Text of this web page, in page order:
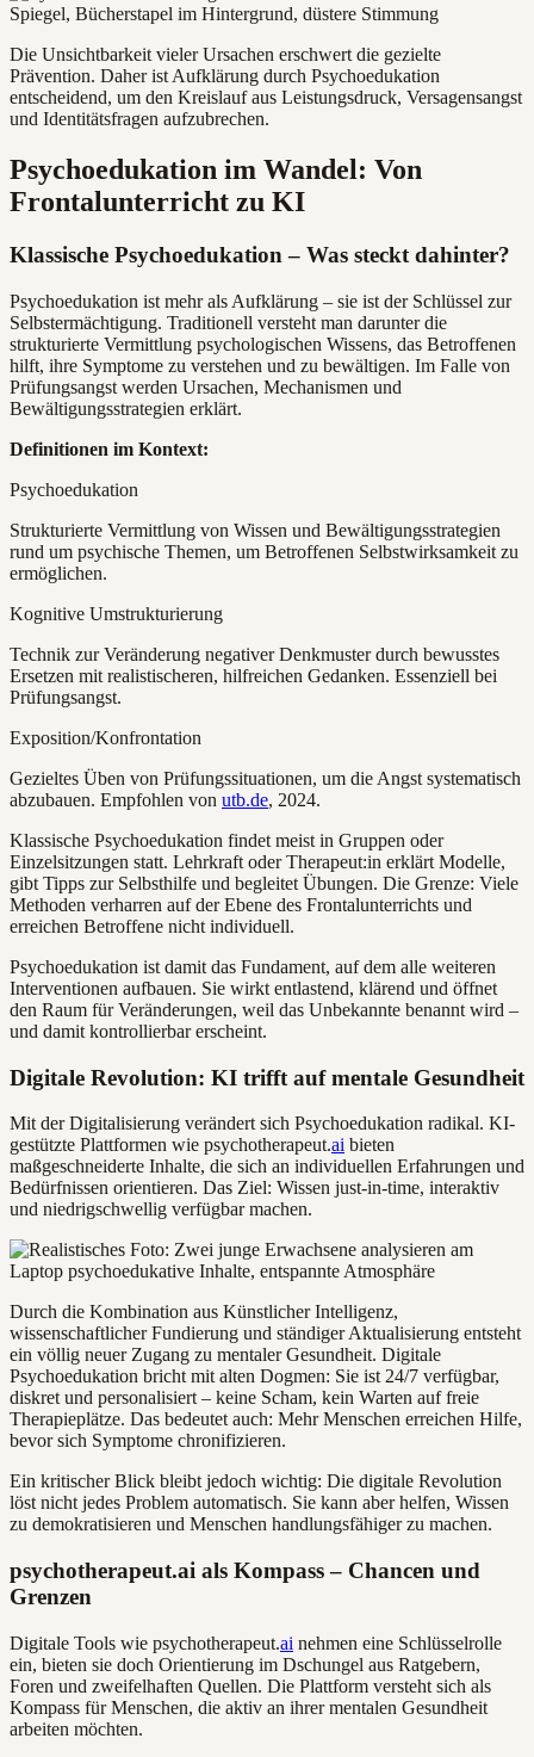
Die Unsichtbarkeit vieler Ursachen erschwert die gezielte
Prävention. Daher ist Aufklärung durch Psychoedukation
entscheidend, um den Kreislauf aus Leistungsdruck, Versagensangst
und Identitätsfragen aufzubrechen.
Psychoedukation im Wandel: Von
Frontalunterricht zu KI
Klassische Psychoedukation – Was steckt dahinter?
Psychoedukation ist mehr als Aufklärung – sie ist der Schlüssel zur
Selbstermächtigung. Traditionell versteht man darunter die
strukturierte Vermittlung psychologischen Wissens, das Betroffenen
hilft, ihre Symptome zu verstehen und zu bewältigen. Im Falle von
Prüfungsangst werden Ursachen, Mechanismen und
Bewältigungsstrategien erklärt.
Definitionen im Kontext:
Psychoedukation
Strukturierte Vermittlung von Wissen und Bewältigungsstrategien
rund um psychische Themen, um Betroffenen Selbstwirksamkeit zu
ermöglichen.
Kognitive Umstrukturierung
Technik zur Veränderung negativer Denkmuster durch bewusstes
Ersetzen mit realistischeren, hilfreichen Gedanken. Essenziell bei
Prüfungsangst.
Exposition/Konfrontation
Gezieltes Üben von Prüfungssituationen, um die Angst systematisch
abzubauen. Empfohlen von utb.de, 2024.
Klassische Psychoedukation findet meist in Gruppen oder
Einzelsitzungen statt. Lehrkraft oder Therapeut:in erklärt Modelle,
gibt Tipps zur Selbsthilfe und begleitet Übungen. Die Grenze: Viele
Methoden verharren auf der Ebene des Frontalunterrichts und
erreichen Betroffene nicht individuell.
Psychoedukation ist damit das Fundament, auf dem alle weiteren
Interventionen aufbauen. Sie wirkt entlastend, klärend und öffnet
den Raum für Veränderungen, weil das Unbekannte benannt wird –
und damit kontrollierbar erscheint.
Digitale Revolution: KI trifft auf mentale Gesundheit
Mit der Digitalisierung verändert sich Psychoedukation radikal. KI-
gestützte Plattformen wie psychotherapeut.ai bieten
maßgeschneiderte Inhalte, die sich an individuellen Erfahrungen und
Bedürfnissen orientieren. Das Ziel: Wissen just-in-time, interaktiv
und niedrigschwellig verfügbar machen.
Durch die Kombination aus Künstlicher Intelligenz,
wissenschaftlicher Fundierung und ständiger Aktualisierung entsteht
ein völlig neuer Zugang zu mentaler Gesundheit. Digitale
Psychoedukation bricht mit alten Dogmen: Sie ist 24/7 verfügbar,
diskret und personalisiert – keine Scham, kein Warten auf freie
Therapieplätze. Das bedeutet auch: Mehr Menschen erreichen Hilfe,
bevor sich Symptome chronifizieren.
Ein kritischer Blick bleibt jedoch wichtig: Die digitale Revolution
löst nicht jedes Problem automatisch. Sie kann aber helfen, Wissen
zu demokratisieren und Menschen handlungsfähiger zu machen.
psychotherapeut.ai als Kompass – Chancen und
Grenzen
Digitale Tools wie psychotherapeut.ai nehmen eine Schlüsselrolle
ein, bieten sie doch Orientierung im Dschungel aus Ratgebern,
Foren und zweifelhaften Quellen. Die Plattform versteht sich als
Kompass für Menschen, die aktiv an ihrer mentalen Gesundheit
arbeiten möchten.